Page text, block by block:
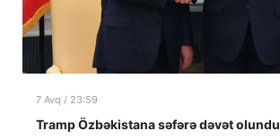
7 Avq / 23:59
Tramp Özbəkistana səfərə dəvət olundu